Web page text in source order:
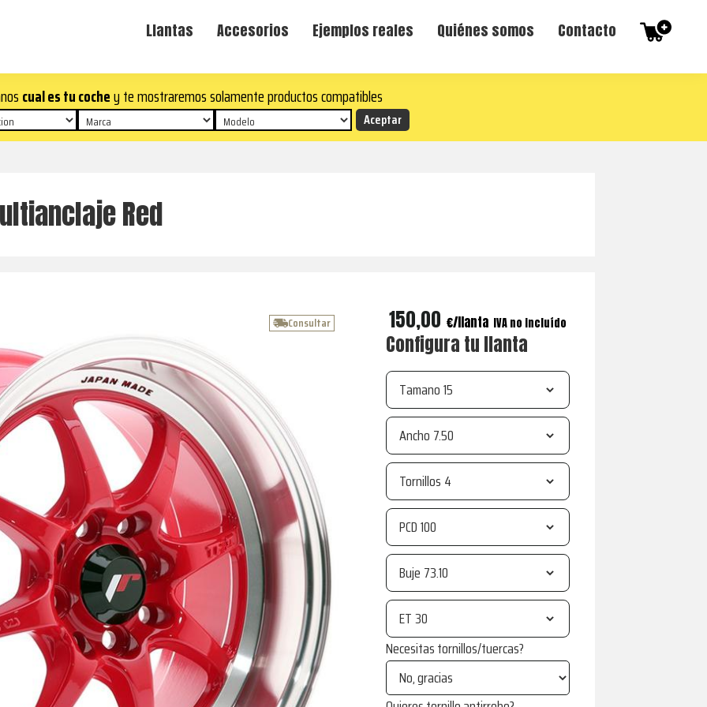
Llantas Accesorios Ejemplos reales Quiénes somos Contacto
cual es tu cochey te mostraremos solamente productos compatibles
Red
Consultar 150,00 € IVA no incluído
Configura tu llanta
Tamano
Ancho
Tornillos
PCD
Buje
ET
Necesitas tornillos/tuercas?